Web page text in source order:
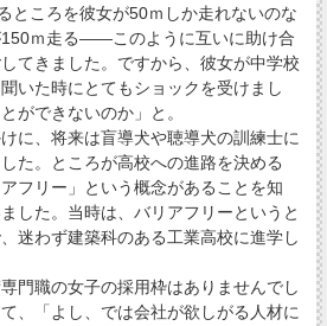
ところを彼女が50ｍしか走れないのな
150ｍ走る――このように互いに助け合
てきました。ですから、彼女が中学校
いた時にとてもショックを受けまし
ができないのか」と。
に、将来は盲導犬や聴導犬の訓練士に
た。ところが高校への進路を決める
フリー」という概念があることを知
した。当時は、バリアフリーというと
迷わず建築科のある工業高校に進学し
門職の女子の採用枠はありませんでし
、「よし、では会社が欲しがる人材に